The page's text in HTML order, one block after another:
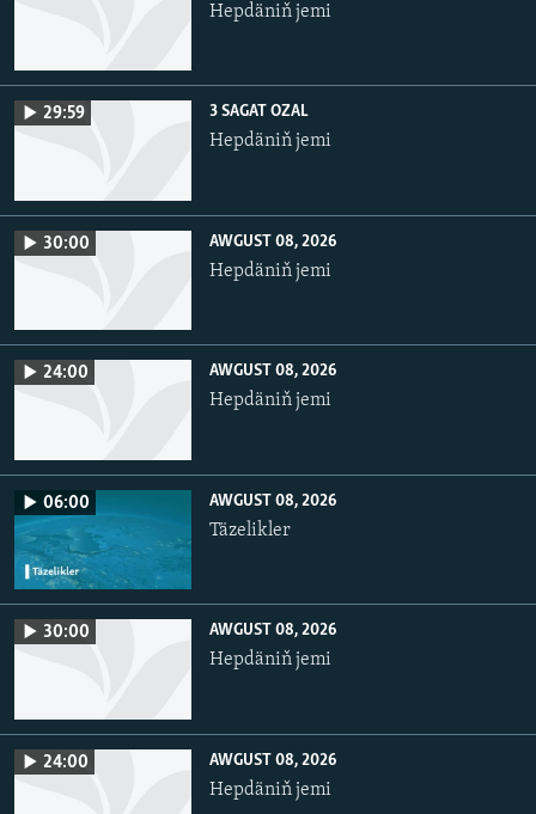
Hepdäniň jemi
29:59 3 SAGAT OZAL
Hepdäniň jemi
30:00 AWGUST 08, 2026
Hepdäniň jemi
24:00 AWGUST 08, 2026
Hepdäniň jemi
06:00 AWGUST 08, 2026
Täzelikler
30:00 AWGUST 08, 2026
Hepdäniň jemi
24:00 AWGUST 08, 2026
Hepdäniň jemi